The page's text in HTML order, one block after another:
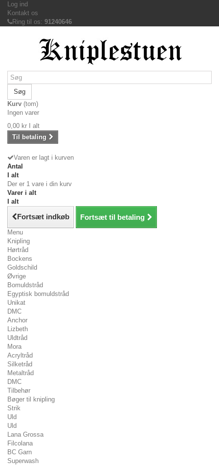
Log ind
Kontakt os
Ring til os: 91240646
Søg
Kurv (tom)
Ingen varer
0,00 kr
I alt
Til betaling
Varen er lagt i kurven
Antal
I alt
Der er 1 vare i din kurv
Varer i alt
I alt
Fortsæt indkøb Fortsæt til betaling
Menu
Knipling
Hørtråd
Bockens
Goldschild
Øvrige
Bomuldstråd
Egyptisk bomuldstråd
Unikat
DMC
Anchor
Lizbeth
Uldtråd
Mora
Acryltråd
Silketråd
Metaltråd
DMC
Tilbehør
Bøger til knipling
Strik
Uld
Uld
Lana Grossa
Filcolana
BC Garn
Superwash